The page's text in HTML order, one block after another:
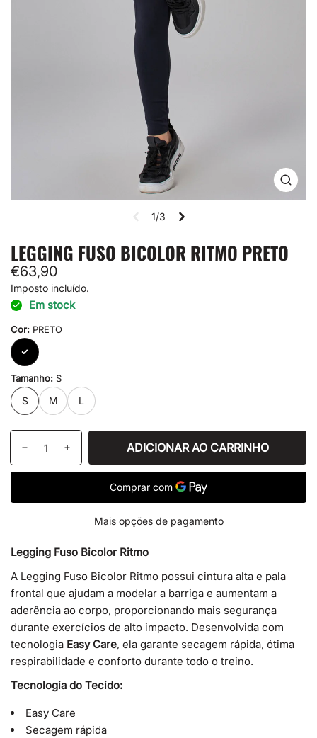
Abrir
mídia
de
galeria
1/3
LEGGING FUSO BICOLOR RITMO PRETO
Preço
normal
€63,90
Imposto incluído.
Em stock
Cor: PRETO
PRETO
Tamanho: S
S M L
Diminuir
quantidade
PRETO
Aumentar
a
quantidade
LEGGING
FUSO
RITMO
PRETO
ADICIONAR AO CARRINHO
Mais opções de pagamento
Legging Fuso Bicolor Ritmo
A Legging Fuso Bicolor Ritmo possui cintura alta e pala
frontal que ajudam a modelar a barriga e aumentam a
aderência ao corpo, proporcionando mais segurança
durante exercícios de alto impacto. Desenvolvida com
tecnologia Easy Care, ela garante secagem rápida, ótima
respirabilidade e conforto durante todo o treino.
Tecnologia do Tecido:
Easy Care
Secagem rápida